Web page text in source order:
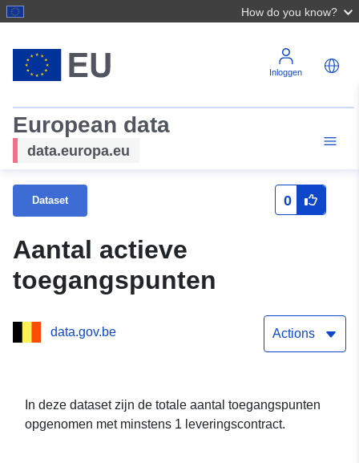
How do you know?
Inloggen
European data
data.europa.eu
Dataset 0
Aantal actieve
toegangspunten
data.gov.be Actions
In deze dataset zijn de totale aantal toegangspunten
opgenomen met minstens 1 leveringscontract.